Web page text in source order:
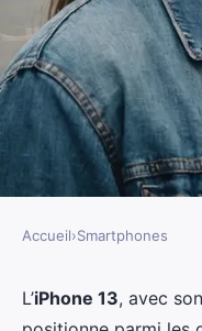
SMARTPHONES
Quels sont
Accueil›Smartphones
L’iPhone 13, avec son